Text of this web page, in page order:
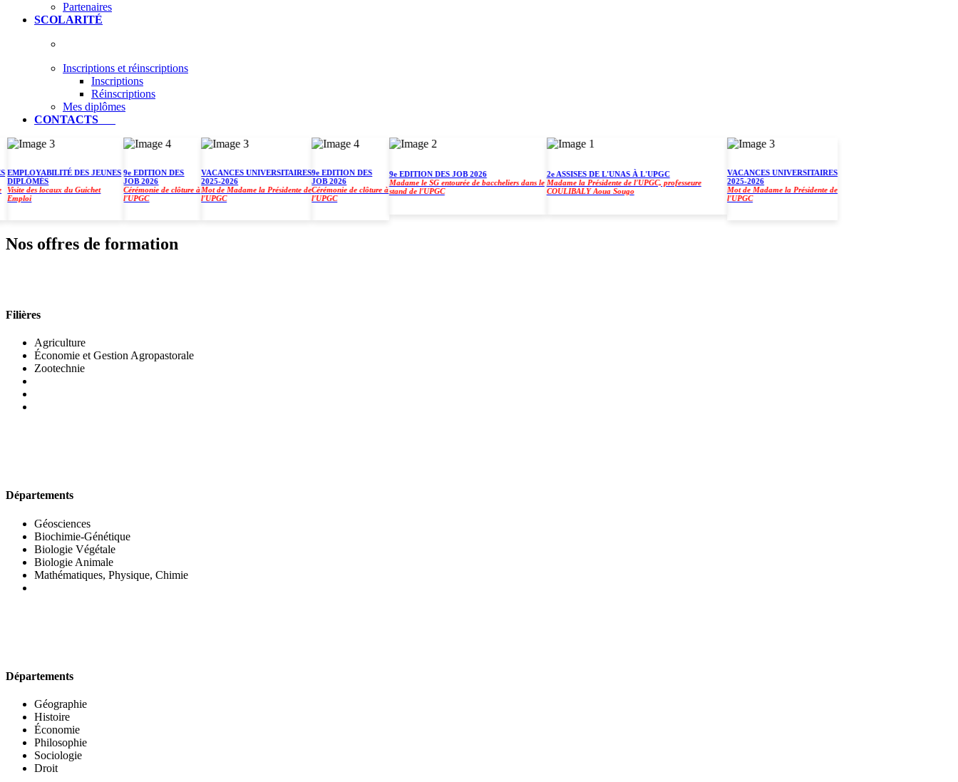
Partenaires
SCOLARITÉ
Inscriptions et réinscriptions
Inscriptions
Réinscriptions
Mes diplômes
CONTACTS
DES JEUNES
des locaux du Guichet
9e EDITION DES
JOB 2026
Cérémonie de clôture à
l'UPGC
VACANCES UNIVERSITAIRES
2025-2026
Mot de Madame la Présidente de
l'UPGC
9e EDITION DES
JOB 2026
Cérémonie de clôture à
l'UPGC
9e EDITION DES JOB 2026
Madame le SG entourée de baccheliers dans le
stand de l'UPGC
2e ASSISES DE L'UNAS À L'UPGC
Madame la Présidente de l'UPGC, professeure
COULIBALY Aoua Sougo
VACANCES UNIVERSITAIRES
2025-2026
Mot de Madame la Présidente de
l'UPGC
Nos offres de formation
Filières
Agriculture
Économie et Gestion Agropastorale
Zootechnie
Départements
Géosciences
Biochimie-Génétique
Biologie Végétale
Biologie Animale
Mathématiques, Physique, Chimie
Départements
Géographie
Histoire
Économie
Philosophie
Sociologie
Droit